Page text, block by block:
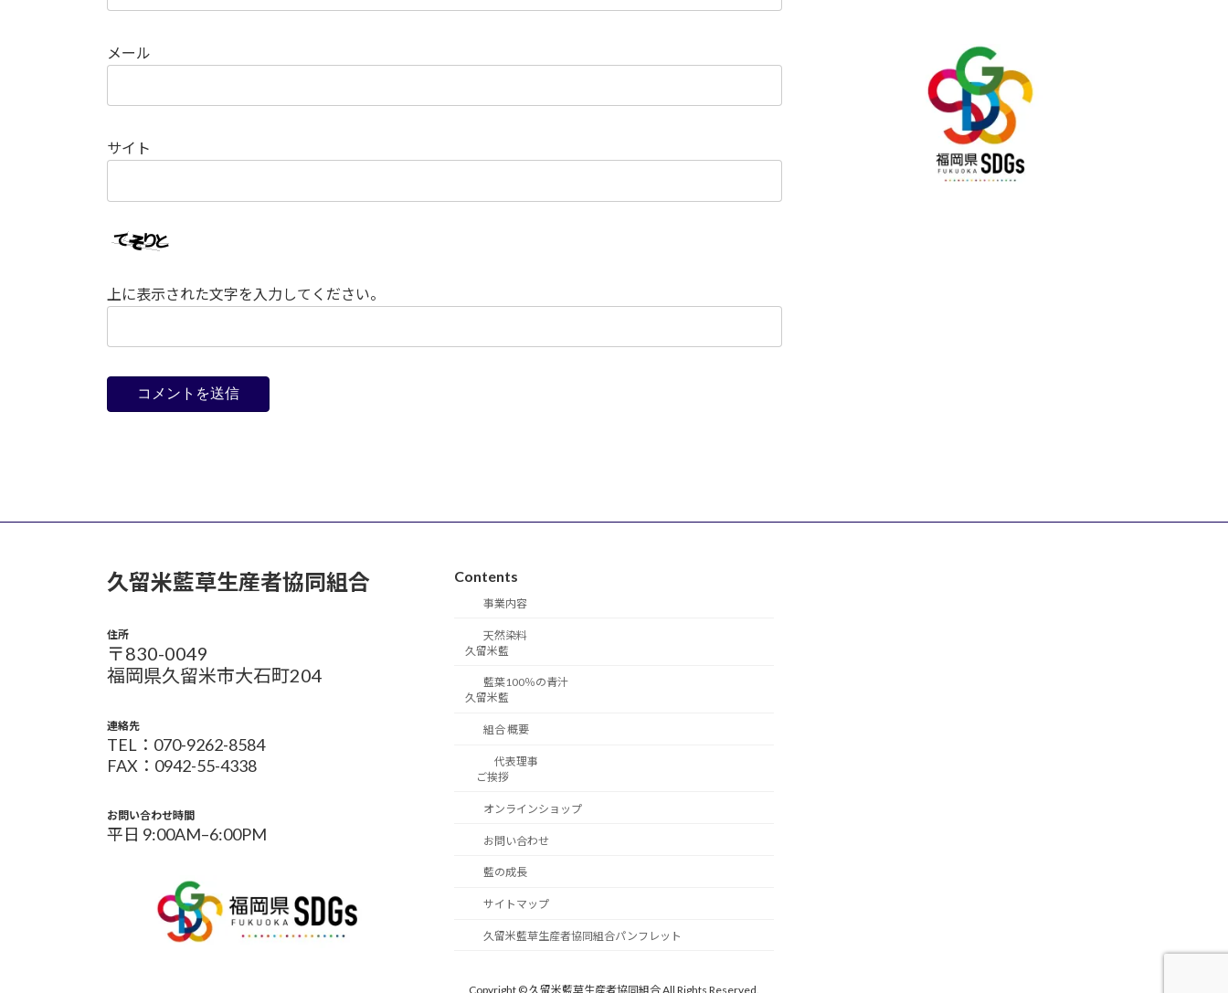
メール
サイト
上に表示された文字を入力してください。
久留米藍草生産者協同組合
住所
〒830-0049
福岡県久留米市大石町204
連絡先
TEL：070-9262-8584
FAX：0942-55-4338
お問い合わせ時間
平日 9:00AM–6:00PM
Contents
事業内容
天然染料
久留米藍
藍葉100％の青汁
久留米藍
組合 概要
代表理事
ご挨拶
オンラインショップ
お問い合わせ
藍の成長
サイトマップ
久留米藍草生産者協同組合パンフレット
Copyright © 久留米藍草生産者協同組合 All Rights Reserved.